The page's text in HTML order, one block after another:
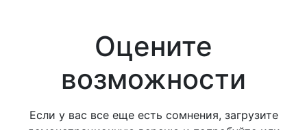
Оцените
возможности
Если у вас все еще есть сомнения, загрузите